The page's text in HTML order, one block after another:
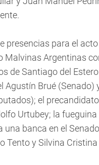
presencias para el acto
Malvinas Argentinas
de Santiago del
Agustín Brué (Senado)
el
Urtubey; la
una banca en el
Tento y Silvina Cristina